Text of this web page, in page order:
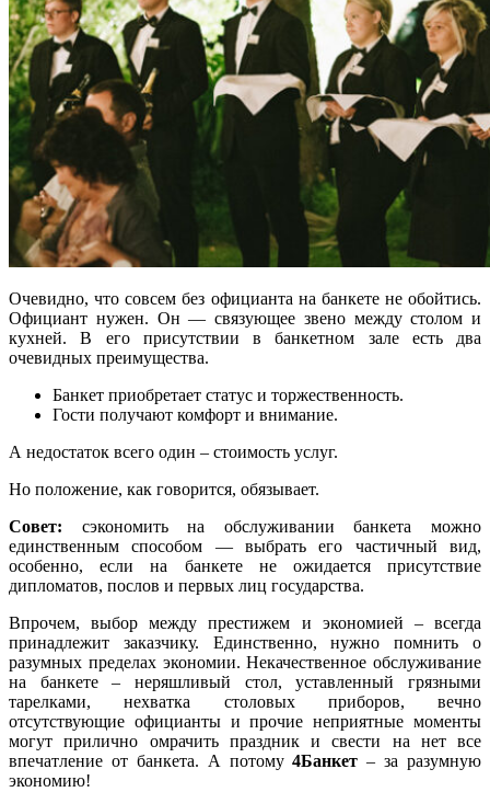
Очевидно, что совсем без официанта на банкете не обойтись.
Официант нужен. Он — связующее звено между столом и
кухней. В его присутствии в банкетном зале есть два
очевидных преимущества.
Банкет приобретает статус и торжественность.
Гости получают комфорт и внимание.
А недостаток всего один – стоимость услуг.
Но положение, как говорится, обязывает.
Совет: сэкономить на обслуживании банкета можно
единственным способом — выбрать его частичный вид,
особенно, если на банкете не ожидается присутствие
дипломатов, послов и первых лиц государства.
Впрочем, выбор между престижем и экономией – всегда
принадлежит заказчику. Единственно, нужно помнить о
разумных пределах экономии. Некачественное обслуживание
на банкете – неряшливый стол, уставленный грязными
тарелками, нехватка столовых приборов, вечно
отсутствующие официанты и прочие неприятные моменты
могут прилично омрачить праздник и свести на нет все
впечатление от банкета. А потому4Банкет – за разумную
экономию!